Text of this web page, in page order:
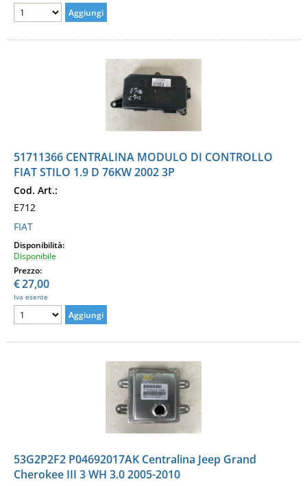
51711366 CENTRALINA MODULO DI CONTROLLO
FIAT STILO 1.9 D 76KW 2002 3P
Cod. Art.:
E712
FIAT
Disponibilità:
Disponibile
Prezzo:
€27,00
Iva esente
53G2P2F2 P04692017AK Centralina Jeep Grand
Cherokee III 3 WH 3.0 2005-2010